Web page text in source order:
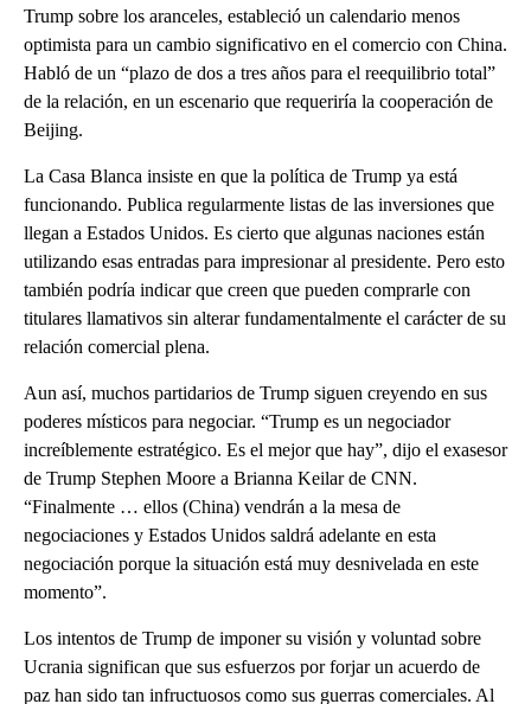
Trump sobre los aranceles, estableció un calendario menos
optimista para un cambio significativo en el comercio con China.
Habló de un “plazo de dos a tres años para el reequilibrio total”
de la relación, en un escenario que requeriría la cooperación de
Beijing.
La Casa Blanca insiste en que la política de Trump ya está
funcionando. Publica regularmente listas de las inversiones que
llegan a Estados Unidos. Es cierto que algunas naciones están
utilizando esas entradas para impresionar al presidente. Pero esto
también podría indicar que creen que pueden comprarle con
titulares llamativos sin alterar fundamentalmente el carácter de su
relación comercial plena.
Aun así, muchos partidarios de Trump siguen creyendo en sus
poderes místicos para negociar. “Trump es un negociador
increíblemente estratégico. Es el mejor que hay”, dijo el exasesor
de Trump Stephen Moore a Brianna Keilar de CNN.
“Finalmente … ellos (China) vendrán a la mesa de
negociaciones y Estados Unidos saldrá adelante en esta
negociación porque la situación está muy desnivelada en este
momento”.
Los intentos de Trump de imponer su visión y voluntad sobre
Ucrania significan que sus esfuerzos por forjar un acuerdo de
paz han sido tan infructuosos como sus guerras comerciales. Al